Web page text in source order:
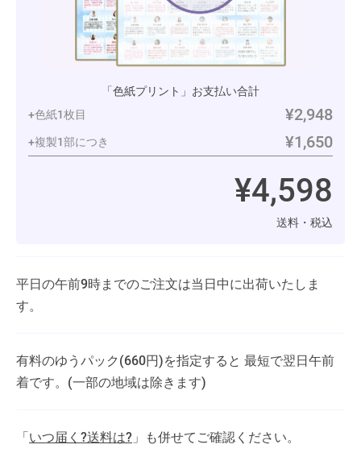
「色紙プリント」お支払い合計
+色紙1枚目
¥2,948
+複製1部につき ¥1,650
¥4,598
送料・税込
平日の午前9時までのご注文は当日中に出荷いたしま
す。
有料のゆうパック(660円)を指定すると 最短で翌日午前
着です。(一部の地域は除きます)
「 いつ届く?送料は? 」も併せてご確認ください。